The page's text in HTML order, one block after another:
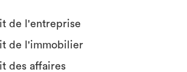
de l'entreprise
de l'immobilier
des affaires